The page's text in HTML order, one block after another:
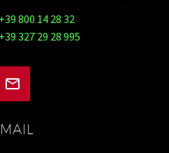
+39 800 14 28 32
+39 327 29 28 995

